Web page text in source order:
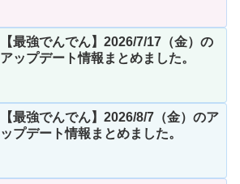
【最強でんでん】2026/7/17（金）の
アップデート情報まとめました。
【最強でんでん】2026/8/7（金）のア
ップデート情報まとめました。